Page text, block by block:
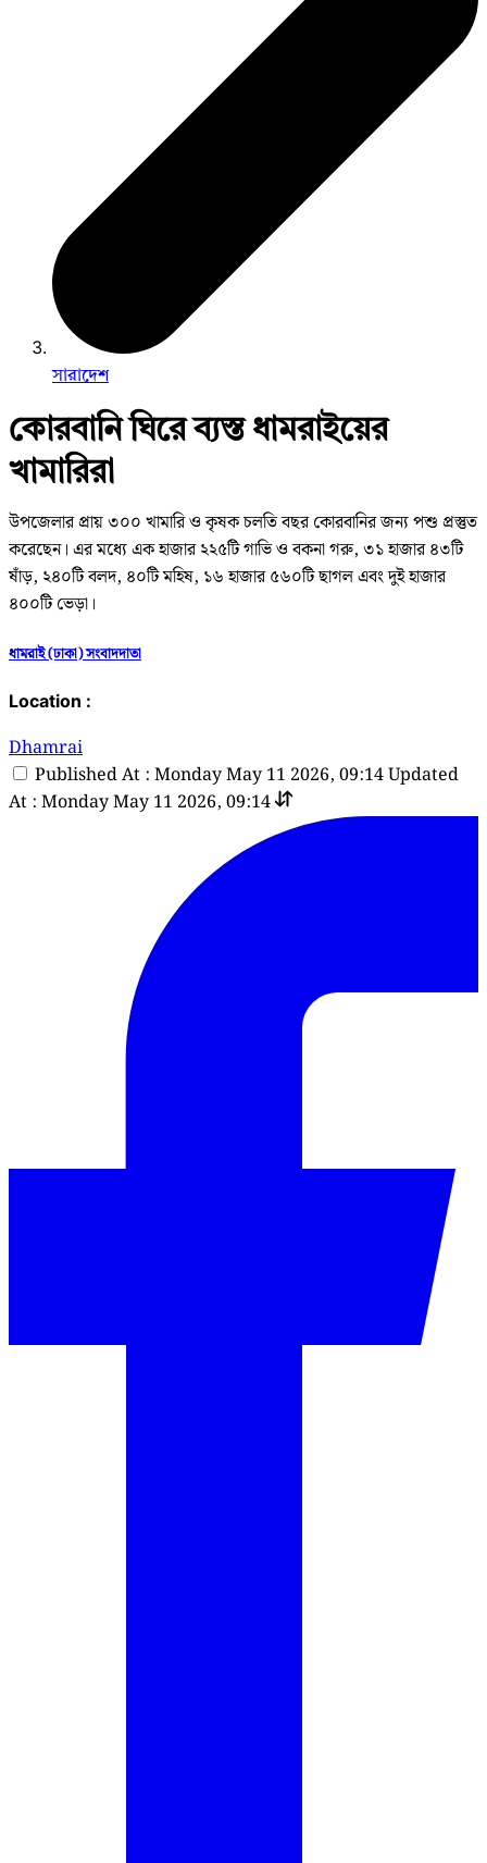
সারাদেশ
কোরবানি ঘিরে ব্যস্ত ধামরাইয়ের
খামারিরা
উপজেলার প্রায় ৩০০ খামারি ও কৃষক চলতি বছর কোরবানির জন্য পশু প্রস্তুত
করেছেন। এর মধ্যে এক হাজার ২২৫টি গাভি ও বকনা গরু, ৩১ হাজার ৪৩টি
ষাঁড়, ২৪০টি বলদ, ৪০টি মহিষ, ১৬ হাজার ৫৬০টি ছাগল এবং দুই হাজার
৪০০টি ভেড়া।
ধামরাই (ঢাকা) সংবাদদাতা
Location :
Dhamrai
Published At : Monday May 11 2026, 09:14Updated
At : Monday May 11 2026, 09:14